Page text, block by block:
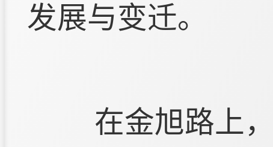
发展与变迁。
在金旭路上